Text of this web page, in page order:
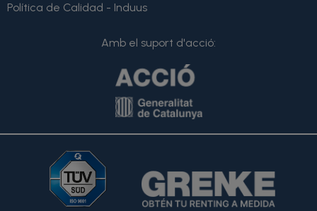
Política de Calidad - Induus
Amb el suport d'acció: